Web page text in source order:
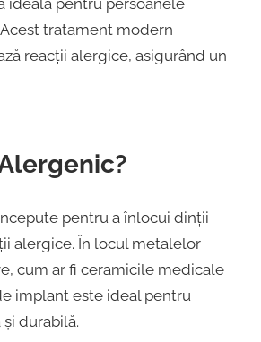
tratament modern
reacții alergice, asigurând un
pentru a înlocui dinții
alergice. În locul metalelor
cum ar fi ceramicile medicale
implant este ideal pentru
durabilă.